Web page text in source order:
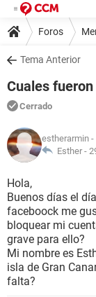
Foros
Tema Anterior
Cuales
Cerrado
estherarmin -
Esther -
Hola,
Buenos días el
faceboock me
bloquear mi
grave para ello?
Mi nombre es
isla de Gran
falta?